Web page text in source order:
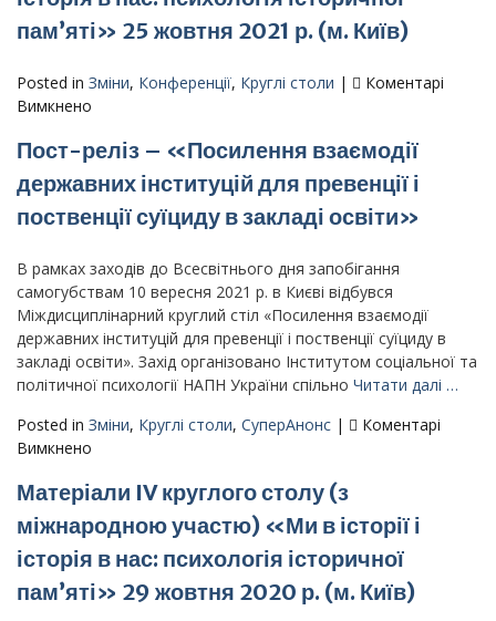
р.
«Міжгрупова
умовах
ідентичності,
картини
світу,
долання
травми»
пам’яті» 25 жовтня 2021 р. (м. Київ)
Posted in Зміни, Конференції, Круглі столи |
Коментарі
Вимкнено
V
круглого
столу
(з
участю)
«Ми
в
історії
і
історія
нас:
пам’яті»
25
2021
р.
Пост-реліз – «Посилення взаємодії
державних інституцій для превенції і
поственції суїциду в закладі освіти»
В рамках заходів до Всесвітнього дня запобігання
самогубствам 10 вересня 2021 р. в Києві відбувся
Міждисциплінарний круглий стіл «Посилення взаємодії
державних інституцій для превенції і поственції суїциду в
закладі освіти». Захід організовано Інститутом соціальної та
політичної психології НАПН України спільно Читати далі …
Posted in Зміни, Круглі столи, СуперАнонс |
Коментарі
Вимкнено
реліз
«Посилення
взаємодії
державних
інституцій
Матеріали IV круглого столу (з
міжнародною участю) «Ми в історії і
історія в нас: психологія історичної
пам’яті» 29 жовтня 2020 р. (м. Київ)